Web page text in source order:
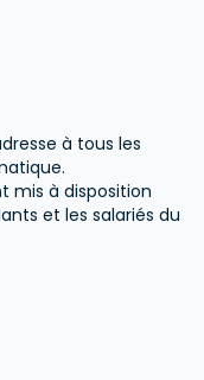
à tous les
mis à disposition
et les salariés du